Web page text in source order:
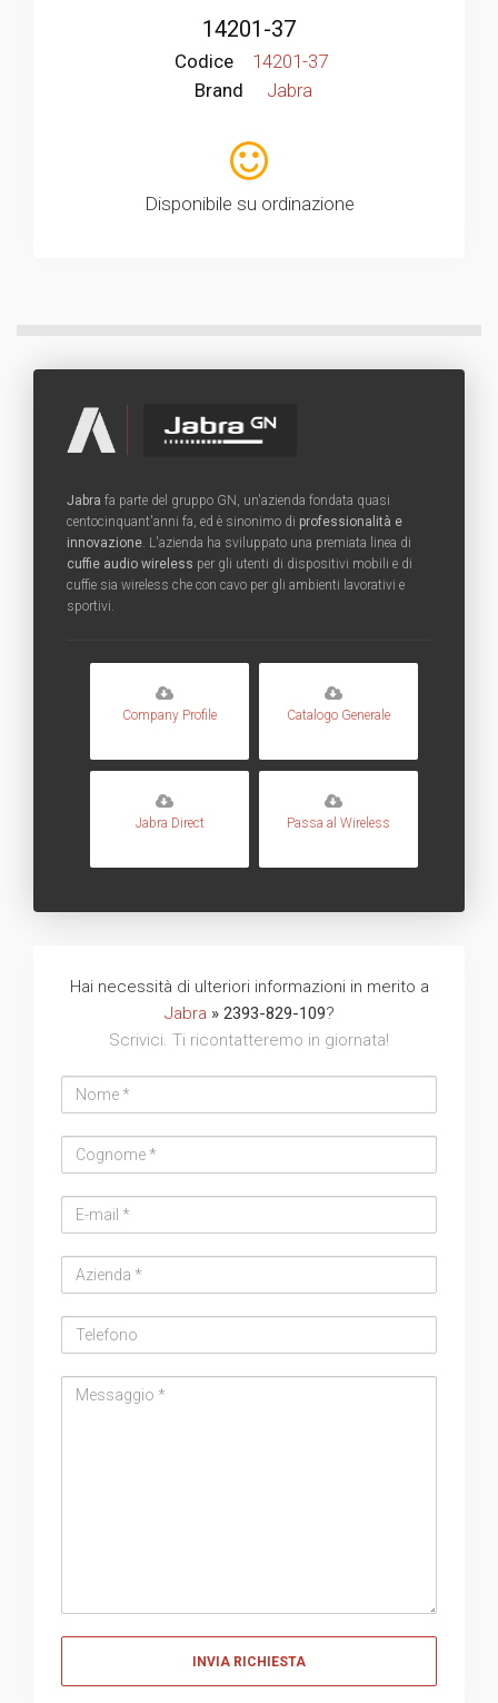
14201-37
Codice
14201-37
Brand
Jabra
Disponibile su ordinazione
Jabra fa parte del gruppo GN, un'azienda fondata quasi
centocinquant'anni fa, ed è sinonimo di professionalità e
innovazione. L'azienda ha sviluppato una premiata linea di
cuffie audio wireless per gli utenti di dispositivi mobili e di
cuffie sia wireless che con cavo per gli ambienti lavorativi e
sportivi.
Company Profile Catalogo Generale
Jabra Direct Passa al Wireless
Hai necessità di ulteriori informazioni in merito a
Jabra » 2393-829-109?
Scrivici. Ti ricontatteremo in giornata!
address